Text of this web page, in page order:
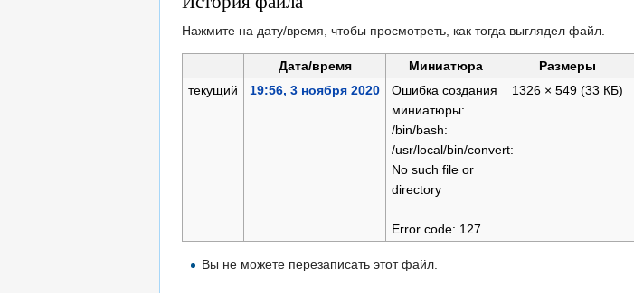
Нажмите на дату/время, чтобы просмотреть, как тогда выглядел файл.
Дата/время Миниатюра Размеры
текущий
19:56, 3 ноября 2020
Ошибка создания
миниатюры:
/bin/bash:
/usr/local/bin/convert:
No such file or
directory
Error code: 127
1326 × 549 (33 КБ)
Вы не можете перезаписать этот файл.